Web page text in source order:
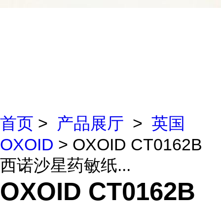
首页 > 产品展厅 > 英国
OXOID > OXOID CT0162B
西诺沙星药敏纸...
OXOID CT0162B